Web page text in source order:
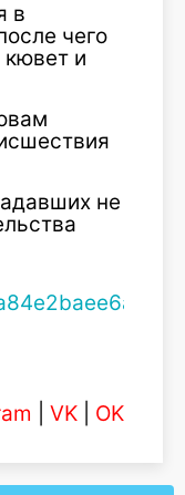
в
чего
и
не
VK OK